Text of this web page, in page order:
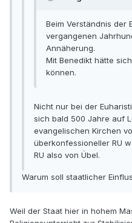
Beim Verständnis der
vergangenen
Annäherung.
Mit Benedikt hätte
können.
Nicht nur bei der
sich bald 500 Jahre auf
evangelischen Kirchen
überkonfessioneller RU
RU also von Übel.
Warum soll staatlicher
Weil der Staat hier in hohem